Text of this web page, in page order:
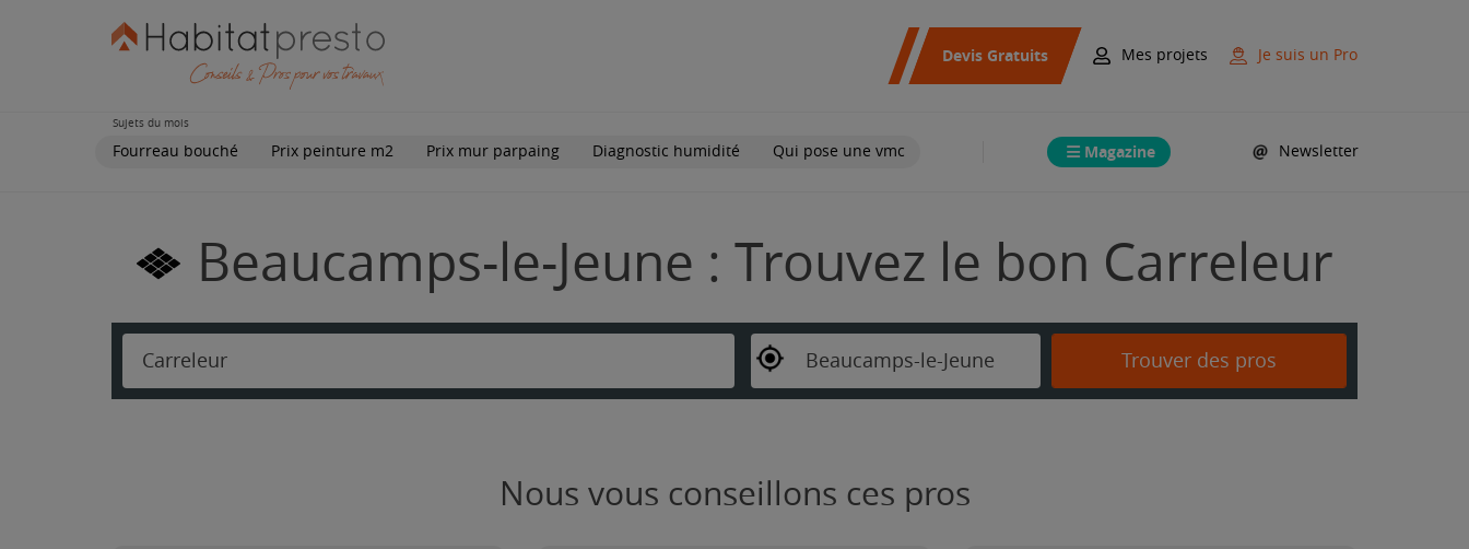
Devis Gratuits Mes projets Je suis un Pro
Sujets du mois
Fourreau bouché Prix peinture m2 Prix mur parpaing Diagnostic humidité Qui pose une vmc Magazine Newsletter
Beaucamps-le-Jeune : Trouvez le bon Carreleur
Carreleur Beaucamps-le-Jeune Trouver des pros
Nous vous conseillons ces pros